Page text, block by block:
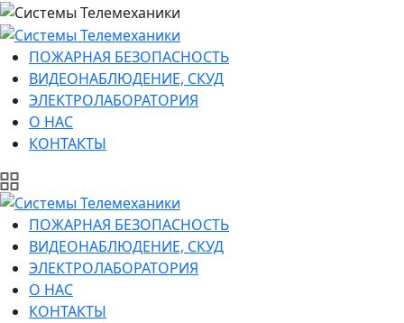
ПОЖАРНАЯ БЕЗОПАСНОСТЬ
ВИДЕОНАБЛЮДЕНИЕ, СКУД
ЭЛЕКТРОЛАБОРАТОРИЯ
О НАС
КОНТАКТЫ
ПОЖАРНАЯ БЕЗОПАСНОСТЬ
ВИДЕОНАБЛЮДЕНИЕ, СКУД
ЭЛЕКТРОЛАБОРАТОРИЯ
О НАС
КОНТАКТЫ